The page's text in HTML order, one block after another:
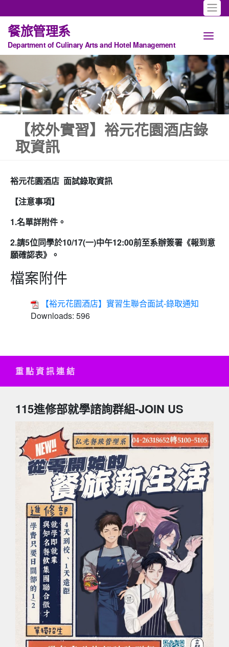
餐旅管理系
Department of Culinary Arts and Hotel Management
【校外實習】裕元花園酒店錄
取資訊
裕元花園酒店 面試錄取資訊
【注意事項】
1.名單詳附件。
2.請5位同學於10/17(一)中午12:00前至系辦簽署《報到意
願確認表》。
檔案附件
【裕元花園酒店】實習生聯合面試-錄取通知
Downloads: 596
重 點 資 訊 連 結
115進修部就學諮詢群組-JOIN US